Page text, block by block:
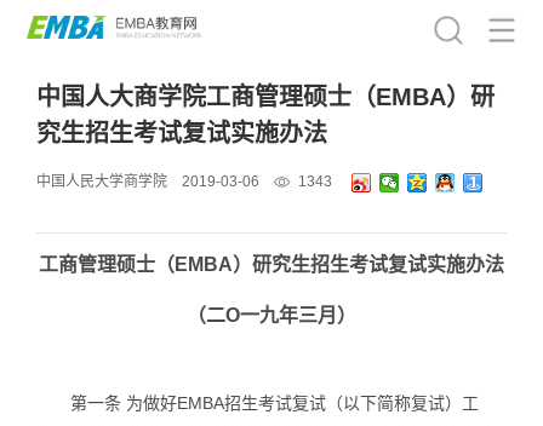
中国人大商学院工商管理硕士（EMBA）研
究生招生考试复试实施办法
中国人民大学商学院 2019-03-06 1343
工商管理硕士（EMBA）研究生招生考试复试实施办法
（二O一九年三月）
第一条 为做好EMBA招生考试复试（以下简称复试）工